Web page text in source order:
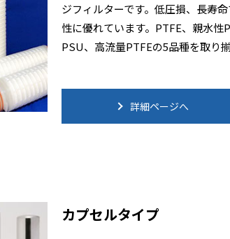
ジフィルターです。低圧損、長寿
性に優れています。PTFE、親水性
PSU、高流量PTFEの5品種を取り揃
詳細ページへ
カプセルタイプ